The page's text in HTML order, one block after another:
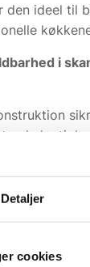
Detaljer
cookies
den ideel til
i
nem at
sølvblanke
uden
den